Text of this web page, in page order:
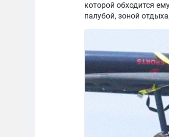
которой обходится
палубой, зоной